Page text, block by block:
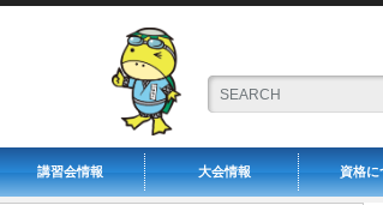
講習会情報 大会情報 資格に